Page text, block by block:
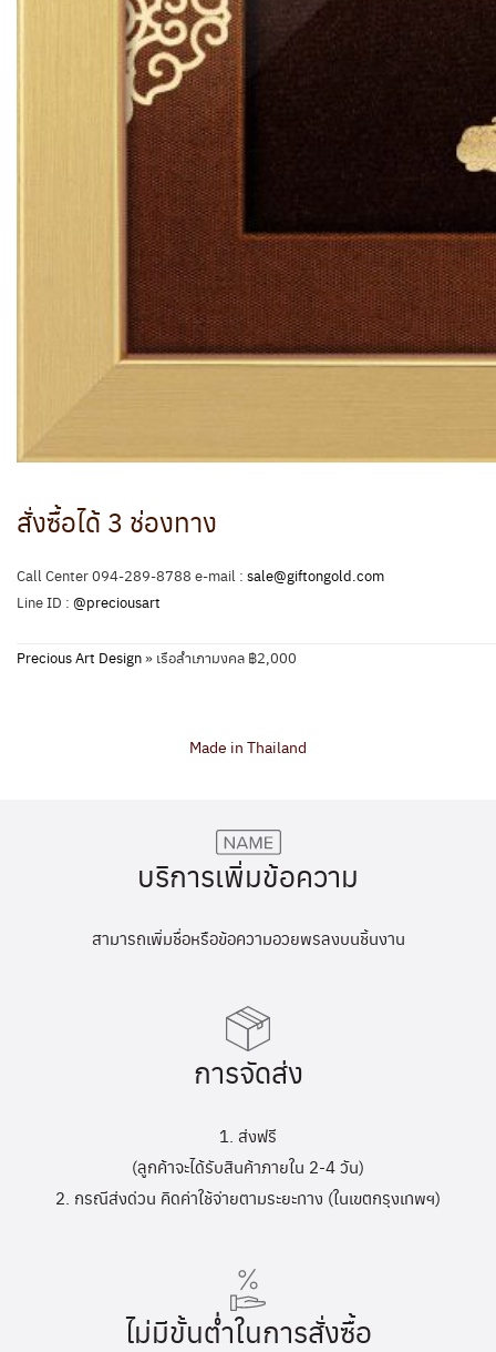
สั่งซื้อได้ 3 ช่องทาง
Call Center 094-289-8788 e-mail : sale@giftongold.com
Line ID : @preciousart
Precious Art Design» เรือสำเภามงคล ฿2,000
Made in Thailand
บริการเพิ่มข้อความ
สามารถเพิ่มชื่อหรือข้อความอวยพรลงบนชิ้นงาน
การจัดส่ง
1. ส่งฟรี
(ลูกค้าจะได้รับสินค้าภายใน 2-4 วัน)
2. กรณีส่งด่วน คิดค่าใช้จ่ายตามระยะทาง (ในเขตกรุงเทพฯ)
ไม่มีขั้นต่ำในการสั่งซื้อ